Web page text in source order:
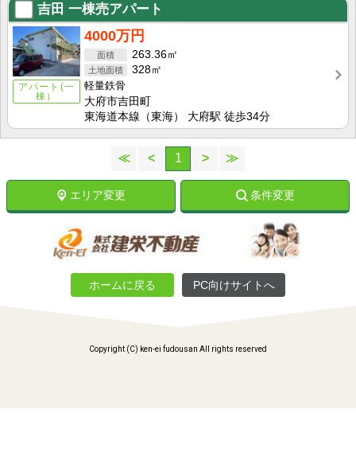
吉田 一棟売アパート
アパート(一
棟）
4000万円
263.36㎡
328㎡
軽量鉄骨
大府市吉田町
東海道本線（東海） 大府駅 徒歩34分
≪ < 1 > ≫
エリア変更 条件変更
ホームに戻る PC向けサイトへ
Copyright (C) ken-ei fudousan All rights reserved